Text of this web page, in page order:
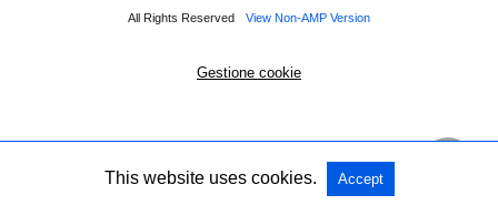
All Rights Reserved View Non-AMP Version
Gestione cookie
This website uses cookies. Accept